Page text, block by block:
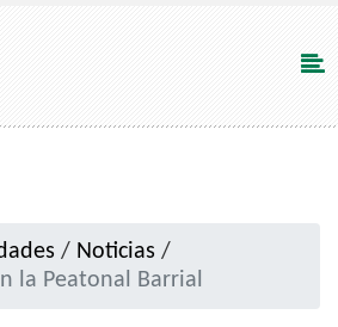
/ Noticias /
la Peatonal Barrial